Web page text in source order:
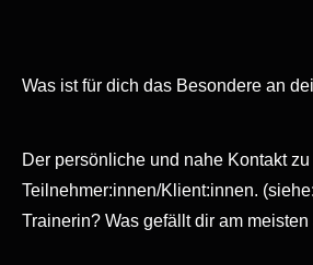
Was ist für dich das Besondere an
Der persönliche und nahe Kontakt zu
Teilnehmer:innen/Klient:innen.
Trainerin? Was gefällt dir am meisten